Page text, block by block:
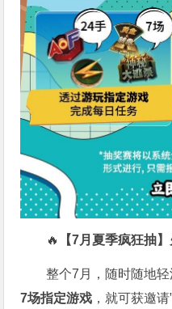
🔥 【7月夏季疯狂抽
整个7月，随时随地
7场指定游戏 ，就可获邀请